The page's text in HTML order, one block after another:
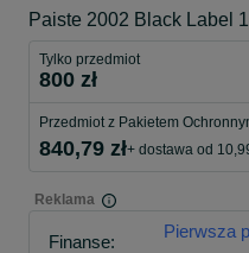
Paiste 2002 Black Label
Tylko przedmiot
800 zł
Przedmiot z Pakietem
840,79 zł+ dostawa od
Finanse:
Pierwsza